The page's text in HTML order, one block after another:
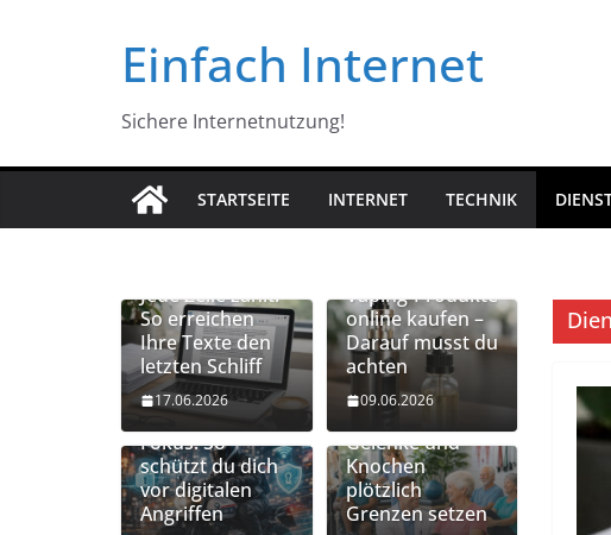
Einfach Internet
Sichere Internetnutzung!
STARTSEITE INTERNET TECHNIK
Jede Zeile zählt:
So erreichen
Ihre Texte den
letzten Schliff
17.06.2026
Vaping-Produkte
online kaufen –
Darauf musst du
achten
09.06.2026
Vernetzte
Gadgets im
Fokus: So
schützt du dich
vor digitalen
Angriffen
Mobilität
Gelenke und
Knochen
plötzlich
Grenzen setzen